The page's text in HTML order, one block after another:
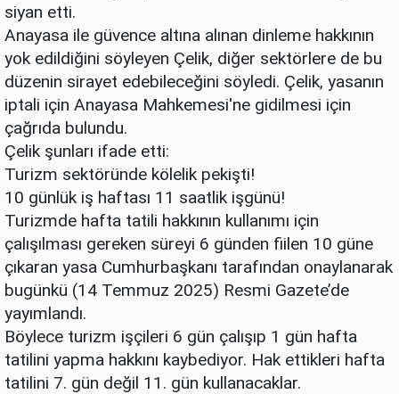
siyan etti.
Anayasa ile güvence altına alınan dinleme hakkının
yok edildiğini söyleyen Çelik, diğer sektörlere de bu
düzenin sirayet edebileceğini söyledi. Çelik, yasanın
iptali için Anayasa Mahkemesi'ne gidilmesi için
çağrıda bulundu.
Çelik şunları ifade etti:
Turizm sektöründe kölelik pekişti!
10 günlük iş haftası 11 saatlik işgünü!
Turizmde hafta tatili hakkının kullanımı için
çalışılması gereken süreyi 6 günden fiilen 10 güne
çıkaran yasa Cumhurbaşkanı tarafından onaylanarak
bugünkü (14 Temmuz 2025) Resmi Gazete’de
yayımlandı.
Böylece turizm işçileri 6 gün çalışıp 1 gün hafta
tatilini yapma hakkını kaybediyor. Hak ettikleri hafta
tatilini 7. gün değil 11. gün kullanacaklar.